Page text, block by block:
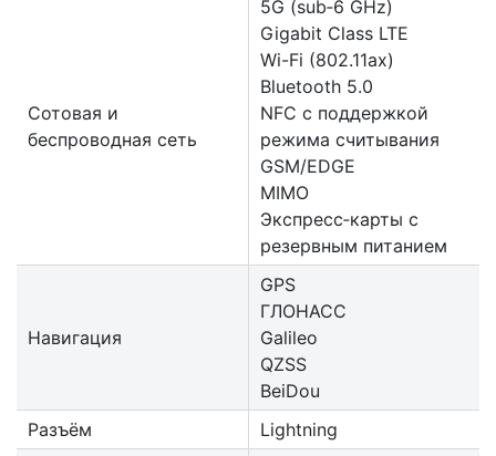
Сотовая и
беспроводная сеть
5G (sub‑6 GHz)
Gigabit Class LTE
Wi-Fi (802.11​ax)
Bluetooth 5.0
NFC с поддержкой
режима считывания
GSM/EDGE
MIMO
Экспресс‑карты с
резервным питанием
Навигация
GPS
ГЛОНАСС
Galileo
QZSS
BeiDou
Разъём
Lightning